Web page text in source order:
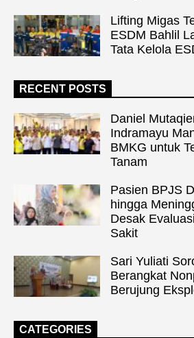
Lifting Migas
ESDM Bahlil
Tata Kelola
RECENT POSTS
Daniel
Indramayu
BMKG untuk
Tanam
Pasien BPJS
hingga
Desak
Sakit
Sari Yuliati
Berangkat
Berujung
CATEGORIES